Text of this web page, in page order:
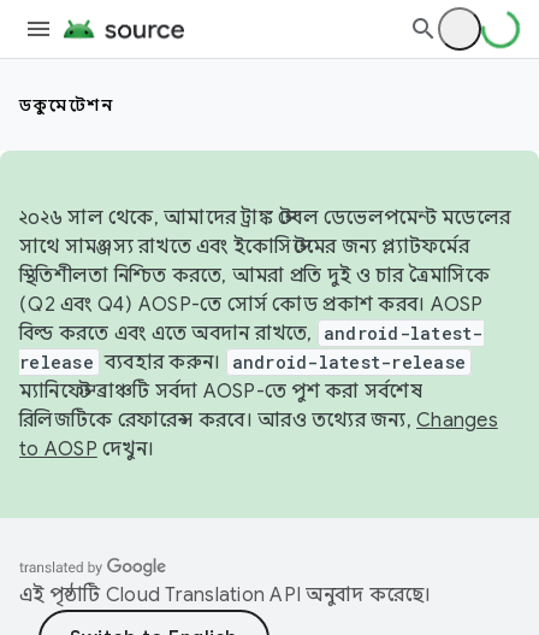
ডকুমেন্টেশন
২০২৬ সাল থেকে, আমাদের ট্রাঙ্ক স্টেবল ডেভেলপমেন্ট মডেলের
সাথে সামঞ্জস্য রাখতে এবং ইকোসিস্টেমের জন্য প্ল্যাটফর্মের
স্থিতিশীলতা নিশ্চিত করতে, আমরা প্রতি দুই ও চার ত্রৈমাসিকে
(Q2 এবং Q4) AOSP-তে সোর্স কোড প্রকাশ করব। AOSP
বিল্ড করতে এবং এতে অবদান রাখতে,
android-latest-
release ব্যবহার করুন। android-latest-release
ম্যানিফেস্ট ব্রাঞ্চটি সর্বদা AOSP-তে পুশ করা সর্বশেষ
রিলিজটিকে রেফারেন্স করবে। আরও তথ্যের জন্য, Changes
to AOSP দেখুন।
এই পৃষ্ঠাটি Cloud Translation API অনুবাদ করেছে।